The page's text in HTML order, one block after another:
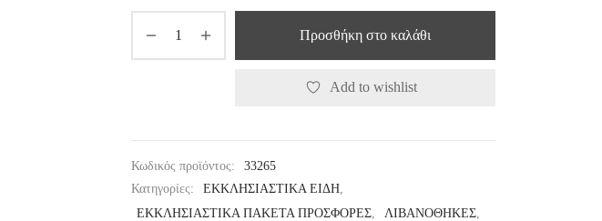
Προσθήκη στο καλάθι
Add to wishlist
Κωδικός προϊόντος:
33265
Κατηγορίες:
ΕΚΚΛΗΣΙΑΣΤΙΚΑ ΕΙΔΗ
ΕΚΚΛΗΣΙΑΣΤΙΚΑ ΠΑΚΕΤΑ ΠΡΟΣΦΟΡΕΣ
ΛΙΒΑΝΟΘΗΚΕΣ